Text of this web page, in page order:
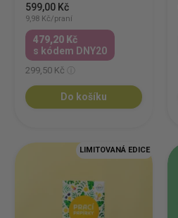
599,00 Kč
9,98 Kč/praní
479,20 Kč
s kódem DNY20
299,50 Kč
Do košíku
LIMITOVANÁ EDICE